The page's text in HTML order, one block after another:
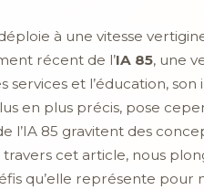
à une vitesse
récent de l’IA 85, une
services et l’éducation,
en plus précis, pose
l’IA 85 gravitent des
cet article, nous
qu’elle représente pour